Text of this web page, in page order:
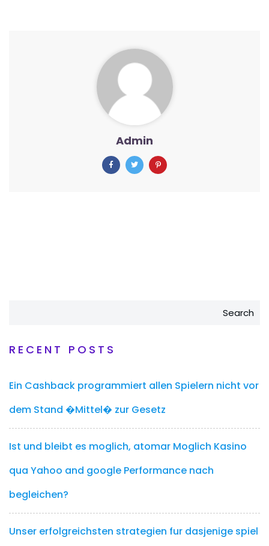
Admin
Search
RECENT POSTS
Ein Cashback programmiert allen Spielern nicht vor
dem Stand �Mittel� zur Gesetz
Ist und bleibt es moglich, atomar Moglich Kasino
qua Yahoo and google Performance nach
begleichen?
Unser erfolgreichsten strategien fur dasjenige spiel